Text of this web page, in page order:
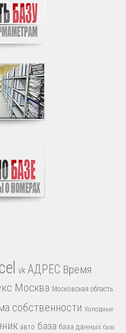
vk АДРЕС Время
Москва Московская область
собственности Холодные
авто база база данных база